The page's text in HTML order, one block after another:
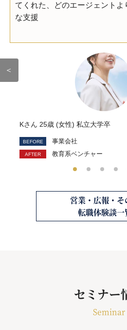
＜
てくれた、どのエージェントよ
な支援
Kさん 25歳 (女性) 私立大学卒
事業会社
教育系ベンチャー
営業・広報・そ
転職体験談一
セミナー
Seminar